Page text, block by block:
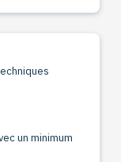
un minimum